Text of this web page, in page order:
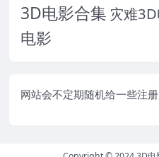
3D电影合集 灾难
电影
网站会不定期随机给一些注册